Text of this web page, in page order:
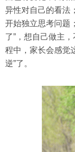
异性对自己的看法
开始独立思考问题
了”，想自己做主
程中，家长会感觉
逆”了。